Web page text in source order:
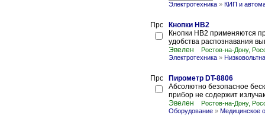
Электротехника » КИП и
Кнопки HB2
Кнопки HB2 применяются
удобства распознавания
Эвелен
Ростов-на-Дону,
Электротехника »
Пирометр DT-8806
Абсолютно безопасное
прибор не содержит
Эвелен
Ростов-на-Дону,
Оборудование » Медицинское